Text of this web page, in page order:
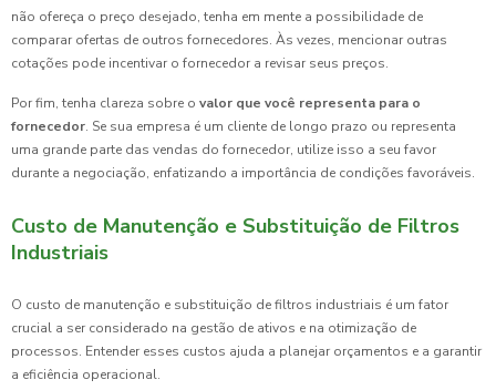
não ofereça o preço desejado, tenha em mente a possibilidade de
comparar ofertas de outros fornecedores. Às vezes, mencionar outras
cotações pode incentivar o fornecedor a revisar seus preços.
Por fim, tenha clareza sobre o valor que você representa para o
fornecedor. Se sua empresa é um cliente de longo prazo ou representa
uma grande parte das vendas do fornecedor, utilize isso a seu favor
durante a negociação, enfatizando a importância de condições favoráveis.
Custo de Manutenção e Substituição de Filtros
Industriais
O custo de manutenção e substituição de filtros industriais é um fator
crucial a ser considerado na gestão de ativos e na otimização de
processos. Entender esses custos ajuda a planejar orçamentos e a garantir
a eficiência operacional.